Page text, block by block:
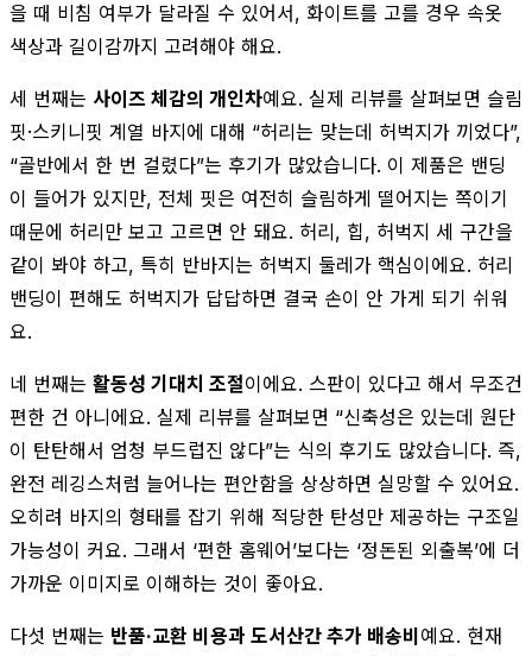
을 때 비침 여부가 달라질 수 있어서, 화이트를 고를 경우 속옷
색상과 길이감까지 고려해야 해요.
세 번째는 사이즈 체감의 개인차예요. 실제 리뷰를 살펴보면 슬림
핏·스키니핏 계열 바지에 대해 “허리는 맞는데 허벅지가 끼었다”,
“골반에서 한 번 걸렸다”는 후기가 많았습니다. 이 제품은 밴딩
이 들어가 있지만, 전체 핏은 여전히 슬림하게 떨어지는 쪽이기
때문에 허리만 보고 고르면 안 돼요. 허리, 힙, 허벅지 세 구간을
같이 봐야 하고, 특히 반바지는 허벅지 둘레가 핵심이에요. 허리
밴딩이 편해도 허벅지가 답답하면 결국 손이 안 가게 되기 쉬워
요.
네 번째는 활동성 기대치 조절이에요. 스판이 있다고 해서 무조건
편한 건 아니에요. 실제 리뷰를 살펴보면 “신축성은 있는데 원단
이 탄탄해서 엄청 부드럽진 않다”는 식의 후기도 많았습니다. 즉,
완전 레깅스처럼 늘어나는 편안함을 상상하면 실망할 수 있어요.
오히려 바지의 형태를 잡기 위해 적당한 탄성만 제공하는 구조일
가능성이 커요. 그래서 ‘편한 홈웨어’보다는 ‘정돈된 외출복’에 더
가까운 이미지로 이해하는 것이 좋아요.
다섯 번째는 반품·교환 비용과 도서산간 추가 배송비 예요. 현재